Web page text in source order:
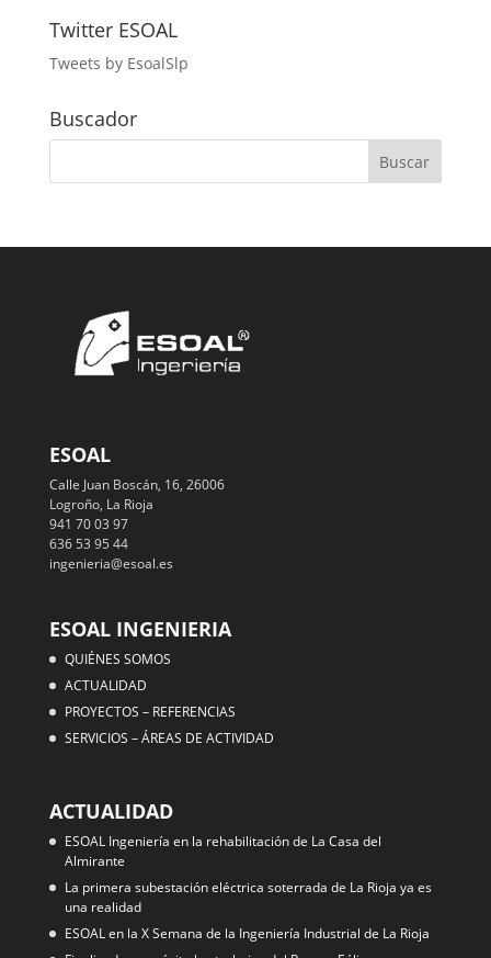
Twitter ESOAL
Tweets by EsoalSlp
Buscador
ESOAL
Calle Juan Boscán, 16, 26006
Logroño, La Rioja
941 70 03 97
636 53 95 44
ingenieria@esoal.es
ESOAL INGENIERIA
QUIÉNES SOMOS
ACTUALIDAD
PROYECTOS – REFERENCIAS
SERVICIOS – ÁREAS DE ACTIVIDAD
ACTUALIDAD
ESOAL Ingeniería en la rehabilitación de La Casa del
Almirante
La primera subestación eléctrica soterrada de La Rioja ya es
una realidad
ESOAL en la X Semana de la Ingeniería Industrial de La Rioja